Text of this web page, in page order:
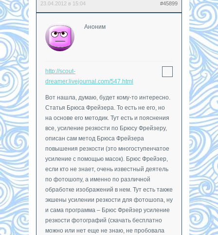
23.04.2012 в 15:04 #45899
Аноним
http://scout-
dreamer.livejournal.com/547.html
Вот нашла, думаю, будет кому-то интересно.
Статья Брюса Фрейзера. То есть не его, но
на основе его методик. Тут есть и пояснения
все, усиление резкости по Брюсу Фрейзеру,
описан сам метод Брюса Фрейзера
повышения резкости (это многоступенчатое
усиление с помощью масок). Брюс Фрейзер,
если кто не знает, очень известный деятель
по фотошопу, а именно по различной
обработке изображений в нем. Тут есть также
экшены усилении резкости для фотошопа, ну
и сама программа – Брюс Фрейзер усиление
резкости фотографий (скачать бесплатно
можно или нет еще не знаю, не пробовала